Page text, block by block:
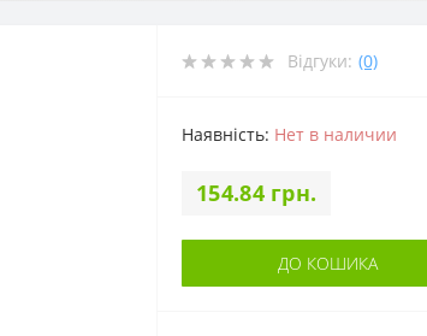
Відгуки: (0)
Наявність: Нет в наличии
154.84 грн.
ДО КОШИКА